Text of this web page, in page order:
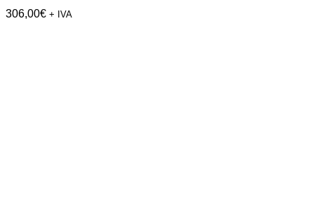
306,00€ + IVA